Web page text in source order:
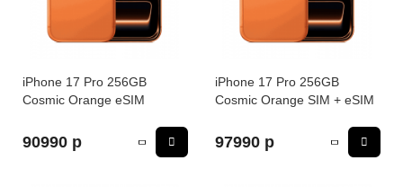
iPhone 16e
iPad Pro 13 M4 (2024)
Galaxy Z Flip 7
iPhone 17 Pro 256GB
Cosmic Orange eSIM
90990 р
iPhone 17 Pro 256GB
Cosmic Orange SIM + eSIM
97990 р